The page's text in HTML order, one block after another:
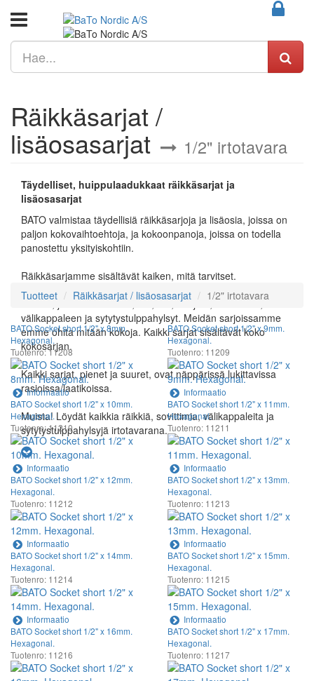
Räikkäsarjat /
lisäosasarjat 1/2" irtotavara
Täydelliset, huippulaadukkaat räikkäsarjat ja
lisäosasarjat
BATO valmistaa täydellisiä räikkäsarjoja ja lisäosia, joissa on
paljon kokovaihtoehtoja, ja kokoonpanoja, joissa on todella
panostettu yksityiskohtiin.
Räikkäsarjamme sisältävät kaiken, mitä tarvitset.
Räikkäsarjat sisältävät kaiken 4 mm:n räikistä 80 mm:n
räikkiin, ja tuumakoot 1/4, 3/8, 1/2, 3/4 ja 1, sovittimen,
välikappaleen ja sytytystulppahylsyt. Meidän sarjoissamme
emme ohita mitään kokoja. Kaikki sarjat sisältävät koko
kokosarjan.
Kaikki sarjat, pienet ja suuret, ovat näppärissä lukittavissa
rasioissa/laatikoissa.
Muista! Löydät kaikkia räikkiä, sovittimia, välikappaleita ja
sytytystulppahylsyjä irtotavarana.
Tuotteet Räikkäsarjat / lisäosasarjat 1/2" irtotavara
BATO Socket short 1/2" x 8mm.
Hexagonal.
Tuotenro: 11208
Informaatio
BATO Socket short 1/2" x 9mm.
Hexagonal.
Tuotenro: 11209
Informaatio
BATO Socket short 1/2" x 10mm.
Hexagonal.
Tuotenro: 11210
Informaatio
BATO Socket short 1/2" x 11mm.
Hexagonal.
Tuotenro: 11211
Informaatio
BATO Socket short 1/2" x 12mm.
Hexagonal.
Tuotenro: 11212
Informaatio
BATO Socket short 1/2" x 13mm.
Hexagonal.
Tuotenro: 11213
Informaatio
BATO Socket short 1/2" x 14mm.
Hexagonal.
Tuotenro: 11214
Informaatio
BATO Socket short 1/2" x 15mm.
Hexagonal.
Tuotenro: 11215
Informaatio
BATO Socket short 1/2" x 16mm.
Hexagonal.
Tuotenro: 11216
BATO Socket short 1/2" x 17mm.
Hexagonal.
Tuotenro: 11217